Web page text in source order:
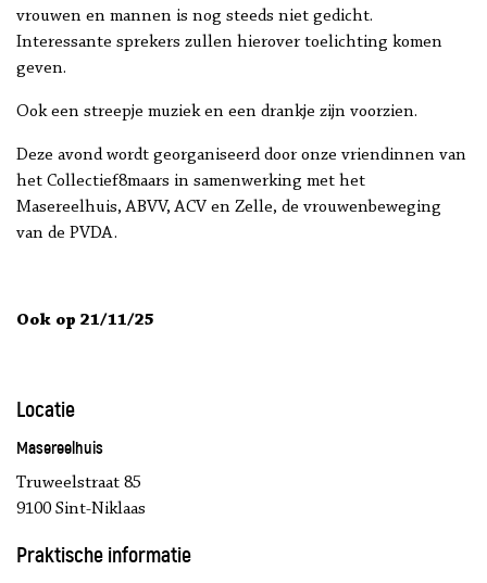
vrouwen en mannen is nog steeds niet gedicht.
Interessante sprekers zullen hierover toelichting komen
geven.
Ook een streepje muziek en een drankje zijn voorzien.
Deze avond wordt georganiseerd door onze vriendinnen van
het Collectief8maars in samenwerking met het
Masereelhuis, ABVV, ACV en Zelle, de vrouwenbeweging
van de PVDA.
Ook op 21/11/25
Locatie
Masereelhuis
Truweelstraat 85
9100 Sint-Niklaas
Praktische informatie